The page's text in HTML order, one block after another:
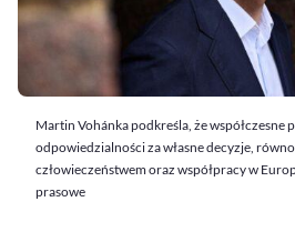
Martin Vohánka podkreśla, że współczesne
odpowiedzialności za własne decyzje,
człowieczeństwem oraz współpracy w
prasowe